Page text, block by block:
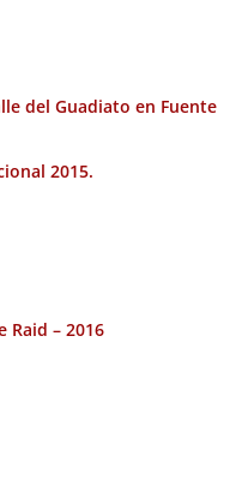
del Guadiato en Fuente
2015.
Raid – 2016